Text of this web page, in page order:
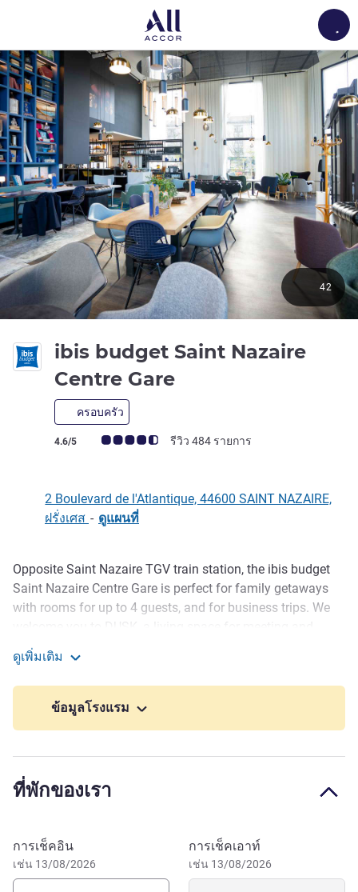
ibis budget Saint Nazaire
Centre Gare
ครอบครัว
คะแนนความคิดเห็นจากแขก (เรทติ้งบน ALL)
4.6/5 รีวิว 484 รายการ
42
2 Boulevard de l'Atlantique, 44600 SAINT NAZAIRE,
ฝรั่งเศส - ดูแผนที่
รายละเอียด
Opposite Saint Nazaire TGV train station, the ibis budget
Saint Nazaire Centre Gare is perfect for family getaways
with rooms for up to 4 guests, and for business trips. We
sharing, open to all. DUSK offers a continuous breakfast,
bar, and restaurant service, until the last cocktail of the
evening.
The ibis budget Saint-Nazaire Centre Gare is ideal for
Turballe, Pornic and Noirmoutier, or simply strolling along
the waterfront. Saint-Nazaire is France's 4th largest port
and famous for the Chantiers de l'Atlantique shipyard. Hear
worth a visit.
Make yourself at home for a meeting or teleworking
ดูเพิ่มเติม
ข้อมูลโรงแรม
ที่พักของเรา
จองโรงแรมนี้
การเช็คอิน
เช่น 13/08/2026
การเช็คเอาท์
เช่น 13/08/2026